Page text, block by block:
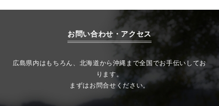
お問い合わせ・アクセス
広島県内はもちろん、北海道から沖縄まで全国でお手伝いしてお
ります。
まずはお問合せください。